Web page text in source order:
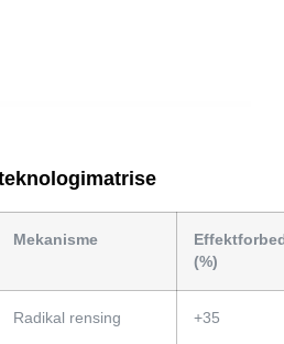
Mekanisme
(%)
Radikal rensing +35